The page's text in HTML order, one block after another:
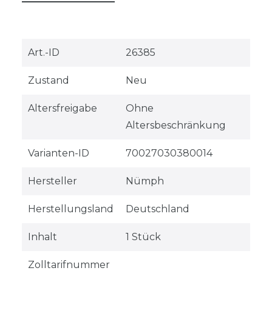
Technisches
Wert
Art.-ID 26385
Zustand Neu
Altersfreigabe
Ohne
Altersbeschränkung
Varianten-ID 70027030380014
Hersteller Nümph
Herstellungsland Deutschland
Inhalt 1 Stück
Zolltarifnummer